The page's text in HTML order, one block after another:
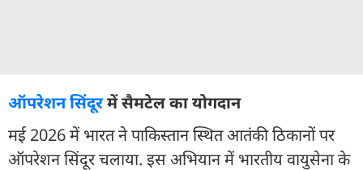
ऑपरेशन सिंदूरमें सैमटेल का योगदान
मई 2026 में भारत ने पाकिस्तान स्थित आतंकी ठिकानों पर
ऑपरेशन सिंदूर चलाया. इस अभियान में भारतीय वायुसेना के